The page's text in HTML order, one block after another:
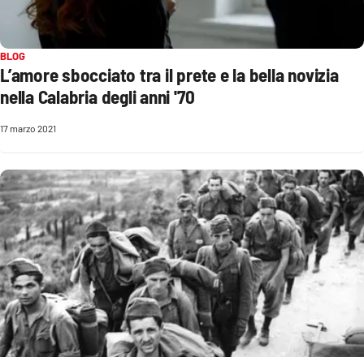
Imprese Di Calabria
Le perfidie di Antonella Grippo
Venti di comunicazione
LaC TV
LaC Network
LaC OnAir
EDIZIONI
LOCALI
BLOG
L’amore sbocciato tra il prete e la bella novizia
nella Calabria degli anni '70
17 marzo 2021